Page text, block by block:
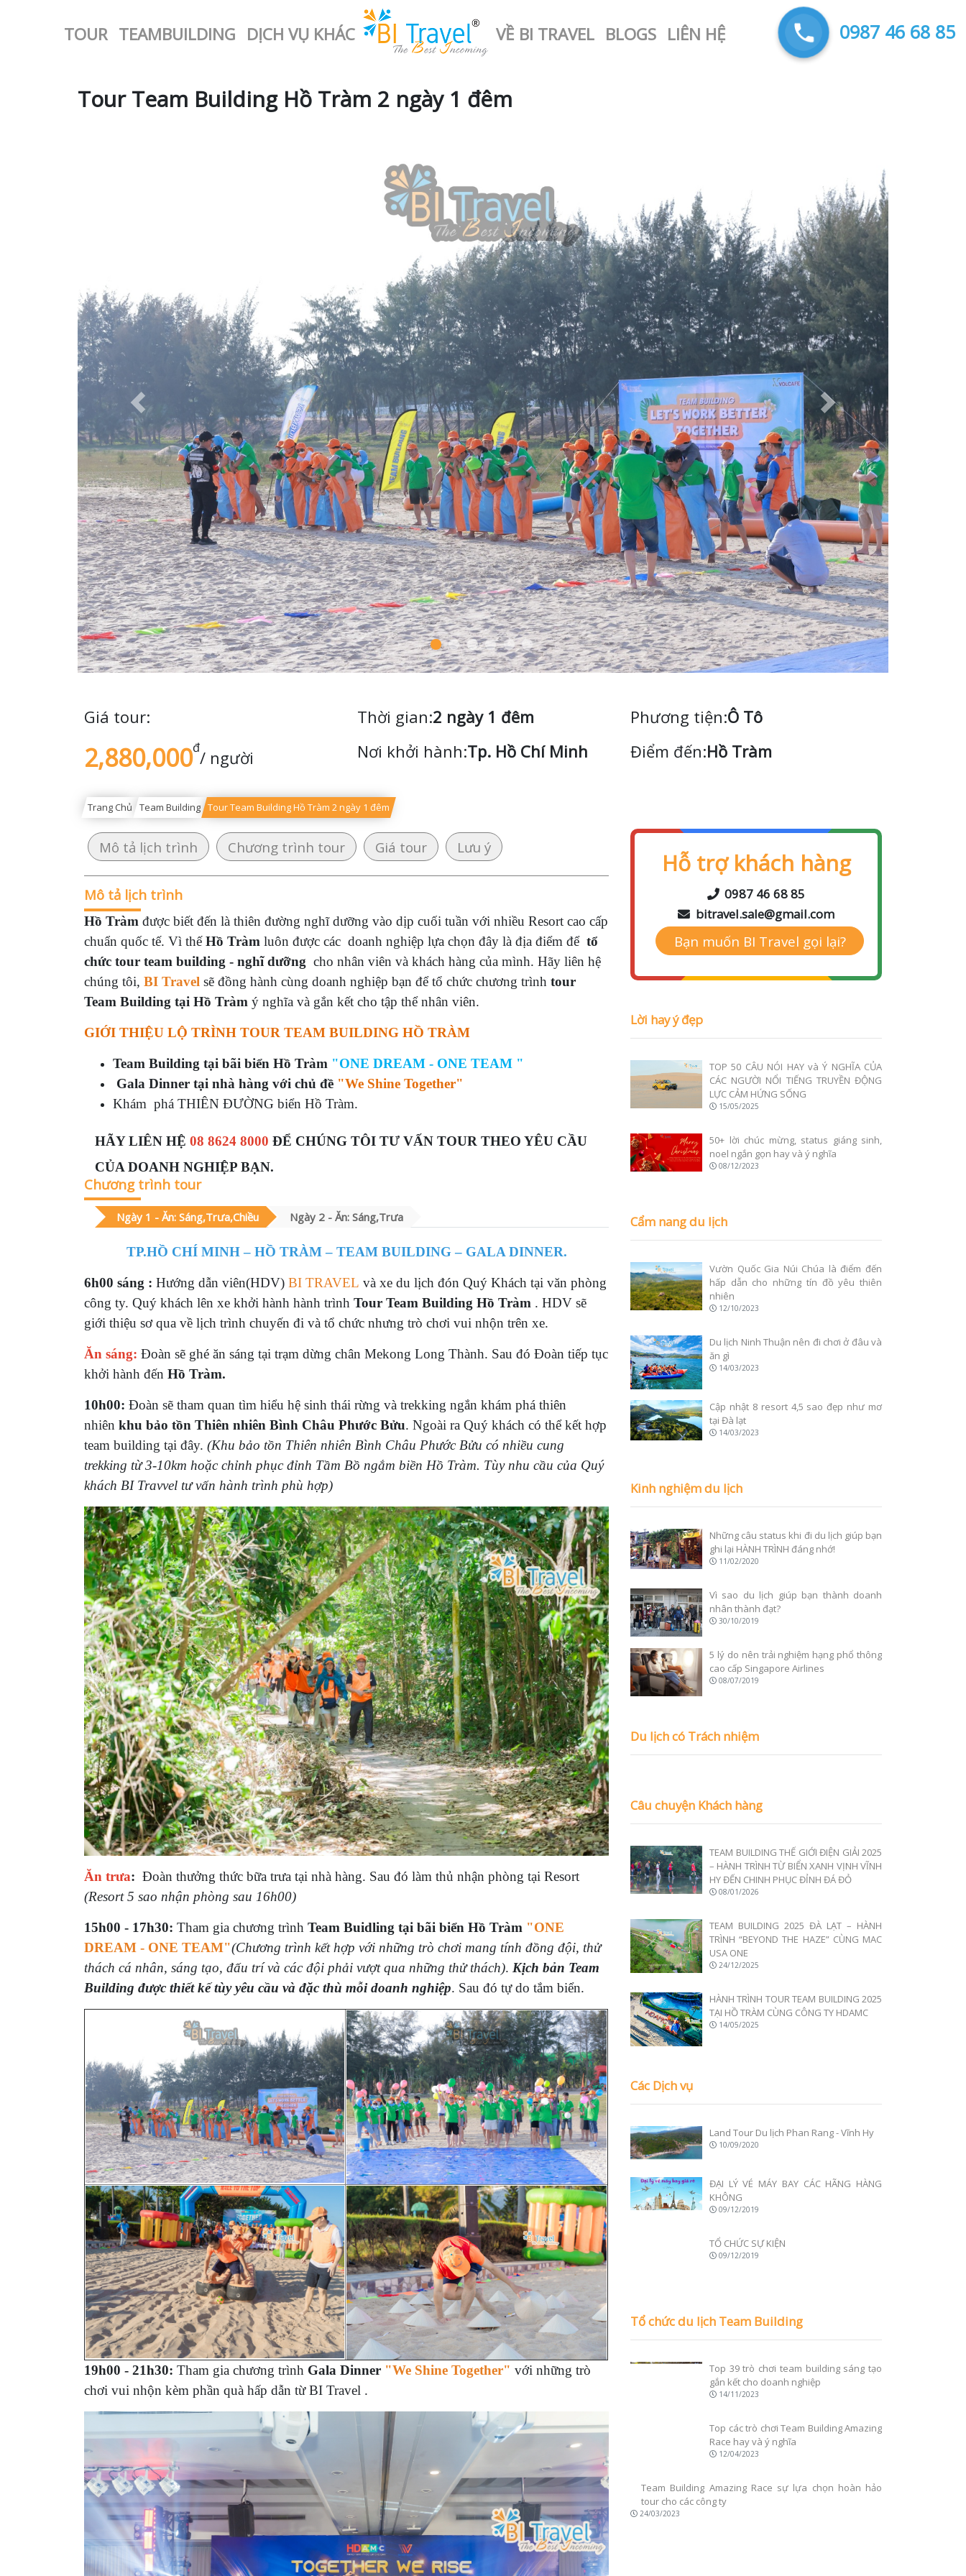
TOUR TEAMBUILDING DỊCH VỤ KHÁC VỀ BI TRAVEL BLOGS LIÊN HỆ 0987 46 68 85
Tour Team Building Hồ Tràm 2 ngày 1 đêm
Giá tour:
2,880,000đ/ người
Thời gian:2 ngày 1 đêm
Nơi khởi hành:Tp. Hồ Chí Minh
Phương tiện:Ô Tô
Điểm đến:Hồ Tràm
Trang Chủ Team Building Tour Team Building Hồ Tràm 2 ngày 1 đêm
Mô tả lịch trình Chương trình tour Giá tour Lưu ý
Mô tả lịch trình
Hồ Tràm được biết đến là thiên đường nghĩ dưỡng vào dịp cuối tuần với nhiều Resort cao cấp
chuẩn quốc tế. Vì thếHồ Tràm luôn được các doanh nghiệp lựa chọn đây là địa điểm để tổ
chức tour team building - nghĩ dưỡng cho nhân viên và khách hàng của mình. Hãy liên hệ
chúng tôi, BI Travel sẽ đồng hành cùng doanh nghiệp bạn để tổ chức chương trình tour
Team Building tại Hồ Tràm ý nghĩa và gắn kết cho tập thể nhân viên.
GIỚI THIỆU LỘ TRÌNH TOUR TEAM BUILDING HỒ TRÀM
Team Building tại bãi biển Hồ Tràm "ONE DREAM - ONE TEAM "
Gala Dinner tại nhà hàng với chủ đề "We Shine Together"
Khám phá THIÊN ĐƯỜNG biển Hồ Tràm.
HÃY LIÊN HỆ 08 8624 8000 ĐỂ CHÚNG TÔI TƯ VẤN TOUR THEO YÊU CẦU
CỦA DOANH NGHIỆP BẠN.
Chương trình tour
Ngày 1 - Ăn: Sáng,Trưa,Chiều Ngày 2 - Ăn: Sáng,Trưa
TP.HỒ CHÍ MINH – HỒ TRÀM – TEAM BUILDING – GALA DINNER.
6h00 sáng : Hướng dẫn viên(HDV) BI TRAVEL và xe du lịch đón Quý Khách tại văn phòng
công ty. Quý khách lên xe khởi hành hành trình Tour Team Building Hồ Tràm . HDV sẽ
giới thiệu sơ qua về lịch trình chuyến đi và tổ chức nhưng trò chơi vui nhộn trên xe.
Ăn sáng: Đoàn sẽ ghé ăn sáng tại trạm dừng chân Mekong Long Thành. Sau đó Đoàn tiếp tục
khởi hành đến Hồ Tràm.
10h00: Đoàn sẽ tham quan tìm hiểu hệ sinh thái rừng và trekking ngắn khám phá thiên
nhiên khu bảo tồn Thiên nhiên Bình Châu Phước Bửu. Ngoài ra Quý khách có thể kết hợp
team building tại đây. (Khu bảo tồn Thiên nhiên Bình Châu Phước Bửu có nhiều cung
trekking từ 3-10km hoặc chỉnh phục đỉnh Tầm Bồ ngắm biền Hồ Tràm. Tùy nhu cầu của Quý
khách BI Travvel tư vấn hành trình phù hợp)
Ăn trưa: Đoàn thưởng thức bữa trưa tại nhà hàng. Sau đó làm thủ nhận phòng tại Resort
(Resort 5 sao nhận phòng sau 16h00)
15h00 - 17h30: Tham gia chương trình Team Buidling tại bãi biển Hồ Tràm "ONE
DREAM - ONE TEAM"(Chương trình kết hợp với những trò chơi mang tính đồng đội, thử
thách cá nhân, sáng tạo, đấu trí và các đội phải vượt qua những thử thách). Kịch bản Team
Building được thiết kế tùy yêu cầu và đặc thù mỗi doanh nghiệp. Sau đó tự do tắm biển.
19h00 - 21h30: Tham gia chương trình Gala Dinner "We Shine Together" với những trò
chơi vui nhộn kèm phần quà hấp dẫn từ BI Travel .
Hỗ trợ khách hàng
0987 46 68 85
bitravel.sale@gmail.com
Bạn muốn BI Travel gọi lại?
Lời hay ý đẹp
TOP 50 CÂU NÓI HAY và Ý NGHĨA CỦA
CÁC NGƯỜI NỔI TIẾNG TRUYỀN ĐỘNG
LỰC CẢM HỨNG SỐNG
15/05/2025
50+ lời chúc mừng, status giáng sinh,
noel ngắn gọn hay và ý nghĩa
08/12/2023
Cẩm nang du lịch
Vườn Quốc Gia Núi Chúa là điểm đến
hấp dẫn cho những tín đồ yêu thiên
nhiên
12/10/2023
Du lịch Ninh Thuận nên đi chơi ở đâu và
ăn gì
14/03/2023
Cập nhật 8 resort 4,5 sao đẹp như mơ
tại Đà lạt
14/03/2023
Kinh nghiệm du lịch
Những câu status khi đi du lịch giúp bạn
ghi lại HÀNH TRÌNH đáng nhớ!
11/02/2020
Vì sao du lịch giúp bạn thành doanh
nhân thành đạt?
30/10/2019
5 lý do nên trải nghiệm hạng phổ thông
cao cấp Singapore Airlines
08/07/2019
Du lịch có Trách nhiệm
Câu chuyện Khách hàng
TEAM BUILDING THẾ GIỚI ĐIỆN GIẢI 2025
– HÀNH TRÌNH TỪ BIỂN XANH VỊNH VĨNH
HY ĐẾN CHINH PHỤC ĐỈNH ĐÁ ĐỎ
08/01/2026
TEAM BUILDING 2025 ĐÀ LẠT – HÀNH
TRÌNH “BEYOND THE HAZE” CÙNG MAC
USA ONE
24/12/2025
HÀNH TRÌNH TOUR TEAM BUILDING 2025
TẠI HỒ TRÀM CÙNG CÔNG TY HDAMC
14/05/2025
Các Dịch vụ
Land Tour Du lịch Phan Rang - Vĩnh Hy
10/09/2020
ĐẠI LÝ VÉ MÁY BAY CÁC HÃNG HÀNG
KHÔNG
09/12/2019
TỔ CHỨC SỰ KIỆN
09/12/2019
Tổ chức du lịch Team Building
Top 39 trò chơi team building sáng tạo
gắn kết cho doanh nghiệp
14/11/2023
Top các trò chơi Team Building Amazing
Race hay và ý nghĩa
12/04/2023
Team Building Amazing Race sự lựa
chọn hoàn hảo tour cho các công ty